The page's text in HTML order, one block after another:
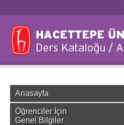
Anasayfa
Öğrenciler İçin
Genel Bilgiler